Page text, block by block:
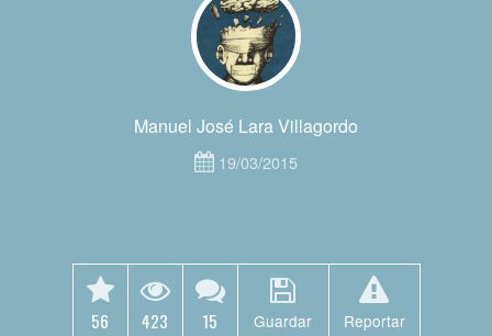
Manuel José Lara Villagordo
19/03/2015
56 423 15 Guardar Reportar